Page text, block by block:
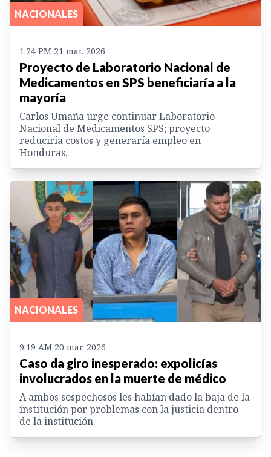
NACIONALES
1:24 PM 21 mar. 2026
Proyecto de Laboratorio Nacional de
Medicamentos en SPS beneficiaría a la
mayoría
Carlos Umaña urge continuar Laboratorio
Nacional de Medicamentos SPS; proyecto
reduciría costos y generaría empleo en
Honduras.
NACIONALES
9:19 AM 20 mar. 2026
Caso da giro inesperado: expolicías
involucrados en la muerte de médico
A ambos sospechosos les habían dado la baja de la
institución por problemas con la justicia dentro
de la institución.